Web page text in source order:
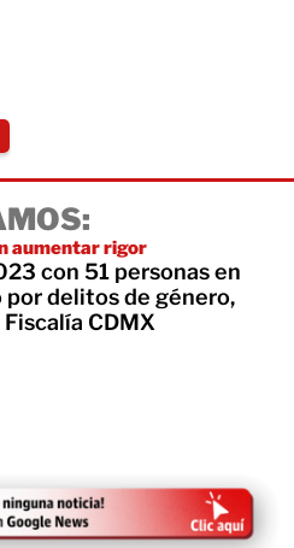
aumentar rigor
con 51 personas en
por delitos de género,
CDMX